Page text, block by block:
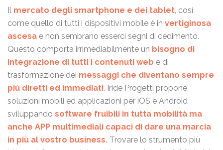
Il mercato degli smartphone e dei tablet , così
come quello di tutti i dispositivi mobile è in vertiginosa
ascesa e non sembrano esserci segni di cedimento.
Questo comporta irrimediabilmente un bisogno di
integrazione di tutti i contenuti web e di
trasformazione dei messaggi che diventano sempre
più diretti ed immediati. Iride Progetti propone
soluzioni mobili ed applicazioni per iOS e Android
sviluppando software fruibili in tutta mobilità ma
anche APP multimediali capaci di dare una marcia
in più al vostro business. Trovare lo strumento più